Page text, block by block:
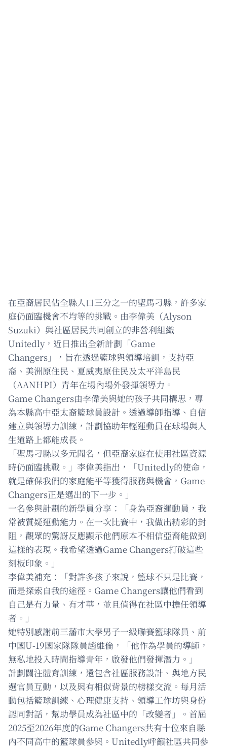
在亞裔居民佔全縣人口三分之一的聖馬刁縣，許多家
庭仍面臨機會不均等的挑戰。由李偉美（Alyson
Suzuki）與社區居民共同創立的非營利組織
Unitedly，近日推出全新計劃「Game
Changers」，旨在透過籃球與領導培訓，支持亞
裔、美洲原住民、夏威夷原住民及太平洋島民
（AANHPI）青年在場內場外發揮領導力。
Game Changers由李偉美與她的孩子共同構思，專
為本縣高中亞太裔籃球員設計。透過導師指導、自信
建立與領導力訓練，計劃協助年輕運動員在球場與人
生道路上都能成長。
「聖馬刁縣以多元聞名，但亞裔家庭在使用社區資源
時仍面臨挑戰。」李偉美指出，「Unitedly的使命，
就是確保我們的家庭能平等獲得服務與機會，Game
Changers正是邁出的下一步。」
一名參與計劃的新學員分享：「身為亞裔運動員，我
常被質疑運動能力。在一次比賽中，我做出精彩的封
阻，觀眾的驚訝反應顯示他們原本不相信亞裔能做到
這樣的表現。我希望透過Game Changers打破這些
刻板印象。」
李偉美補充：「對許多孩子來說，籃球不只是比賽，
而是探索自我的途徑。Game Changers讓他們看到
自己是有力量、有才華，並且值得在社區中擔任領導
者。」
她特別感謝前三藩市大學男子一級聯賽籃球隊員、前
中國U-19國家隊隊員趙維倫，「他作為學員的導師，
無私地投入時間指導青年，啟發他們發揮潛力。」
計劃關注體育訓練，還包含社區服務設計、與地方民
選官員互動，以及與有相似背景的榜樣交流。每月活
動包括籃球訓練、心理健康支持、領導工作坊與身份
認同對話，幫助學員成為社區中的「改變者」。首屆
2025至2026年度的Game Changers共有十位來自縣
內不同高中的籃球員參與。Unitedly呼籲社區共同參